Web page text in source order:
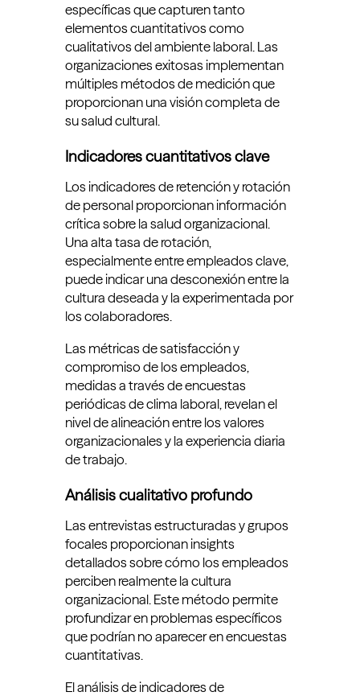
específicas que capturen tanto
elementos cuantitativos como
cualitativos del ambiente laboral. Las
organizaciones exitosas implementan
múltiples métodos de medición que
proporcionan una visión completa de
su salud cultural.
Indicadores cuantitativos clave
Los indicadores de retención y rotación
de personal proporcionan información
crítica sobre la salud organizacional.
Una alta tasa de rotación,
especialmente entre empleados clave,
puede indicar una desconexión entre la
cultura deseada y la experimentada por
los colaboradores.
Las métricas de satisfacción y
compromiso de los empleados,
medidas a través de encuestas
periódicas de clima laboral, revelan el
nivel de alineación entre los valores
organizacionales y la experiencia diaria
de trabajo.
Análisis cualitativo profundo
Las entrevistas estructuradas y grupos
focales proporcionan insights
detallados sobre cómo los empleados
perciben realmente la cultura
organizacional. Este método permite
profundizar en problemas específicos
que podrían no aparecer en encuestas
cuantitativas.
El análisis de indicadores de